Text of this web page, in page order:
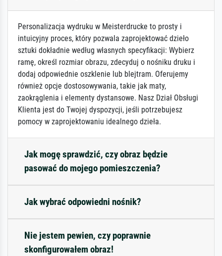
Personalizacja wydruku w Meisterdrucke to prosty i
intuicyjny proces, który pozwala zaprojektować dzieło
sztuki dokładnie według własnych specyfikacji: Wybierz
ramę, określ rozmiar obrazu, zdecyduj o nośniku druku i
dodaj odpowiednie oszklenie lub blejtram. Oferujemy
również opcje dostosowywania, takie jak maty,
zaokrąglenia i elementy dystansowe. Nasz Dział Obsługi
Klienta jest do Twojej dyspozycji, jeśli potrzebujesz
pomocy w zaprojektowaniu idealnego dzieła.
Jak mogę sprawdzić, czy obraz będzie
pasować do mojego pomieszczenia?
Jak wybrać odpowiedni nośnik?
Nie jestem pewien, czy poprawnie
skonfigurowałem obraz!